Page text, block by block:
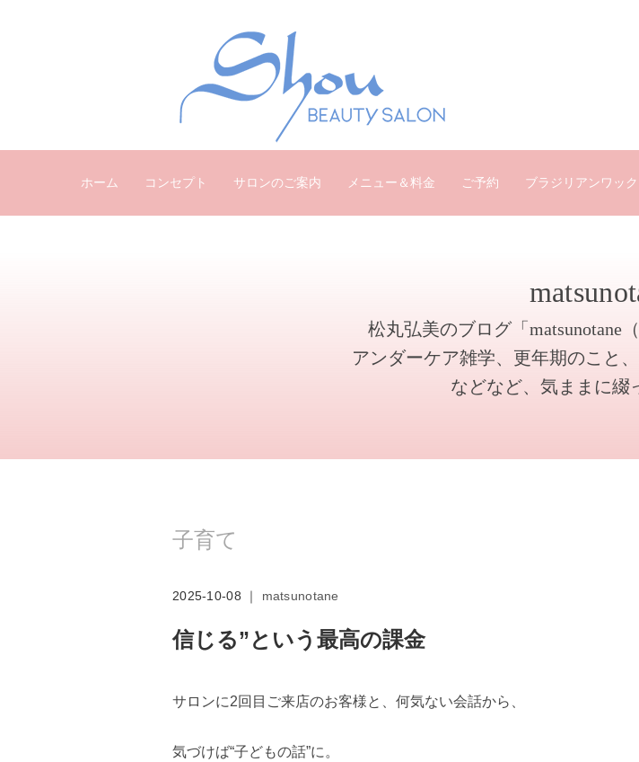
ホーム コンセプト サロンのご案内 メニュー＆料金 ご予約 ブラジリアンワック
松丸弘美のブログ「matsunotane
アンダーケア雑学、更年期のこと
などなど、気ままに綴
子育て
2025-10-08 ｜ matsunotane
信じる”という最高の課金
サロンに2回目ご来店のお客様と、何気ない会話から、
気づけば“子どもの話”に。